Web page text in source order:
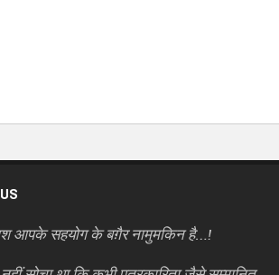
आपके सहयोग के बग़ैर नामुमकिन है…!